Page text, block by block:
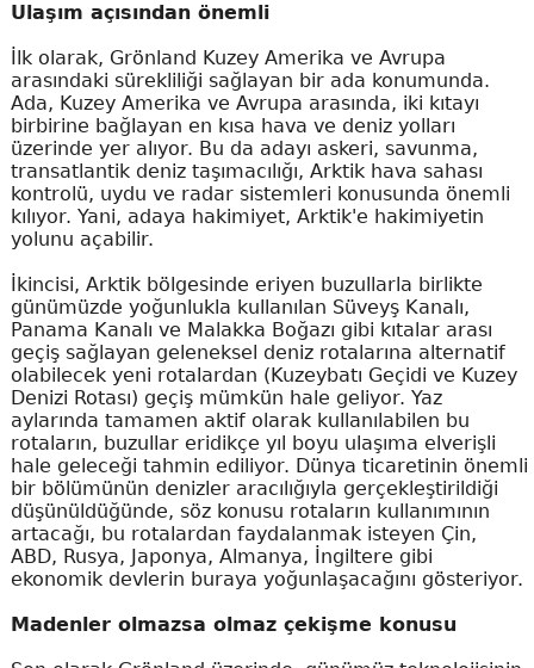
Ulaşım açısından önemli
İlk olarak, Grönland Kuzey Amerika ve Avrupa
arasındaki sürekliliği sağlayan bir ada konumunda.
Ada, Kuzey Amerika ve Avrupa arasında, iki kıtayı
birbirine bağlayan en kısa hava ve deniz yolları
üzerinde yer alıyor. Bu da adayı askeri, savunma,
transatlantik deniz taşımacılığı, Arktik hava sahası
kontrolü, uydu ve radar sistemleri konusunda önemli
kılıyor. Yani, adaya hakimiyet, Arktik'e hakimiyetin
yolunu açabilir.
İkincisi, Arktik bölgesinde eriyen buzullarla birlikte
günümüzde yoğunlukla kullanılan Süveyş Kanalı,
Panama Kanalı ve Malakka Boğazı gibi kıtalar arası
geçiş sağlayan geleneksel deniz rotalarına alternatif
olabilecek yeni rotalardan (Kuzeybatı Geçidi ve Kuzey
Denizi Rotası) geçiş mümkün hale geliyor. Yaz
aylarında tamamen aktif olarak kullanılabilen bu
rotaların, buzullar eridikçe yıl boyu ulaşıma elverişli
hale geleceği tahmin ediliyor. Dünya ticaretinin önemli
bir bölümünün denizler aracılığıyla gerçekleştirildiği
düşünüldüğünde, söz konusu rotaların kullanımının
artacağı, bu rotalardan faydalanmak isteyen Çin,
ABD, Rusya, Japonya, Almanya, İngiltere gibi
ekonomik devlerin buraya yoğunlaşacağını gösteriyor.
Madenler olmazsa olmaz çekişme konusu